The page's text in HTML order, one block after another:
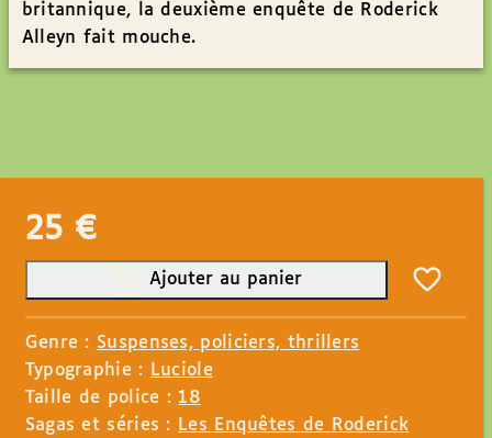
britannique, la deuxième enquête de Roderick
Alleyn fait mouche.
25 €
Ajouter au panier
Genre : Suspenses, policiers, thrillers
Typographie : Luciole
Taille de police : 18
Sagas et séries : Les Enquêtes de Roderick